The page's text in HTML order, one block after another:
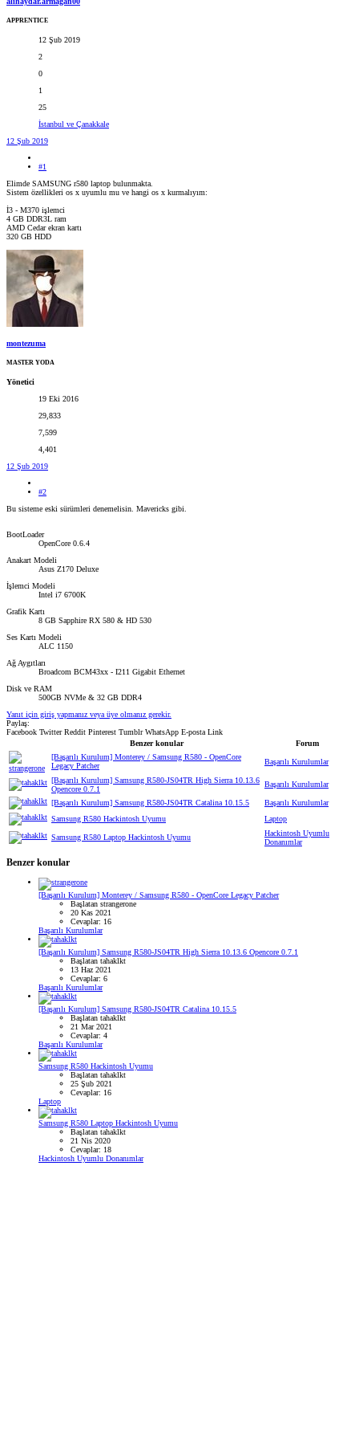
APPRENTICE
12 Şub 2019
2
0
1
25
İstanbul ve Çanakkale
12 Şub 2019
#1
Elimde SAMSUNG r580 laptop bulunmakta.
Sistem özellikleri os x uyumlu mu ve hangi os x kurmalıyım:
İ3 - M370 işlemci
4 GB DDR3L ram
AMD Cedar ekran kartı
320 GB HDD
montezuma
MASTER YODA
Yönetici
19 Eki 2016
29,833
7,599
4,401
12 Şub 2019
#2
Bu sisteme eski sürümleri denemelisin. Mavericks gibi.
BootLoader
OpenCore 0.6.4
Anakart Modeli
Asus Z170 Deluxe
İşlemci Modeli
Intel i7 6700K
Grafik Kartı
8 GB Sapphire RX 580 & HD 530
Ses Kartı Modeli
ALC 1150
Ağ Aygıtları
Broadcom BCM43xx - I211 Gigabit Ethernet
Disk ve RAM
500GB NVMe & 32 GB DDR4
Yanıt için giriş yapmanız veya üye olmanız gerekir.
Paylaş:
Facebook Twitter Reddit Pinterest Tumblr WhatsApp E-posta Link
Benzer konular
Forum
[Başarılı Kurulum] Monterey / Samsung R580 - OpenCore
Legacy Patcher
Başarılı Kurulumlar
[Başarılı Kurulum] Samsung R580-JS04TR High Sierra 10.13.6
Opencore 0.7.1
Başarılı Kurulumlar
[Başarılı Kurulum] Samsung R580-JS04TR Catalina 10.15.5
Başarılı Kurulumlar
Samsung R580 Hackintosh Uyumu
Laptop
Samsung R580 Laptop Hackintosh Uyumu
Hackintosh Uyumlu
Donanımlar
Benzer konular
[Başarılı Kurulum] Monterey / Samsung R580 - OpenCore Legacy Patcher
Başlatan strangerone
20 Kas 2021
Cevaplar: 16
Başarılı Kurulumlar
[Başarılı Kurulum] Samsung R580-JS04TR High Sierra 10.13.6 Opencore 0.7.1
Başlatan tahaklkt
13 Haz 2021
Cevaplar: 6
Başarılı Kurulumlar
[Başarılı Kurulum] Samsung R580-JS04TR Catalina 10.15.5
Başlatan tahaklkt
21 Mar 2021
Cevaplar: 4
Başarılı Kurulumlar
Samsung R580 Hackintosh Uyumu
Başlatan tahaklkt
25 Şub 2021
Cevaplar: 16
Laptop
Samsung R580 Laptop Hackintosh Uyumu
Başlatan tahaklkt
21 Nis 2020
Cevaplar: 18
Hackintosh Uyumlu Donanımlar